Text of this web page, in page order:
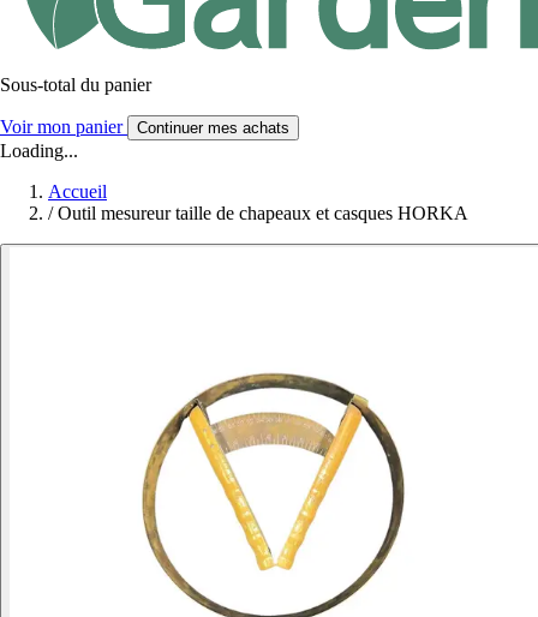
Sous-total du panier
Voir mon panier Continuer mes achats
Loading...
Accueil
/ Outil mesureur taille de chapeaux et casques HORKA